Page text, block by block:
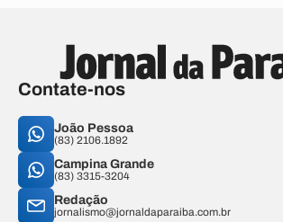
Contate-nos
João Pessoa
(83) 2106.1892
Campina Grande
(83) 3315-3204
Redação
jornalismo@jornaldaparaiba.com.br